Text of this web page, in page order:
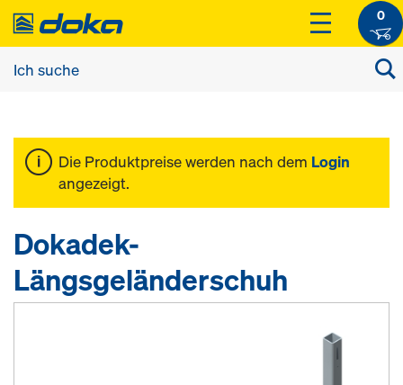
0
Die Produktpreise werden nach dem Login
angezeigt.
Dokadek-
Längsgeländerschuh